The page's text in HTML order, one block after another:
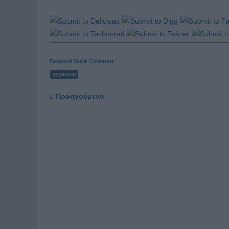
Facebook Social Comments
αγρονέα
Προηγούμενο